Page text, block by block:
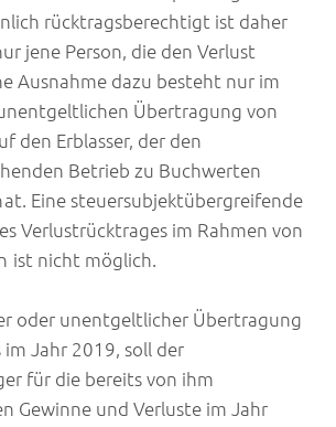
rücktragsberechtigt ist daher
jene Person, die den Verlust
Ausnahme dazu besteht nur im
Übertragung von
den Erblasser, der den
Betrieb zu Buchwerten
Eine steuersubjektübergreifende
Verlustrücktrages im Rahmen von
ist nicht möglich.
oder unentgeltlicher Übertragung
im Jahr 2019, soll der
für die bereits von ihm
Gewinne und Verluste im Jahr